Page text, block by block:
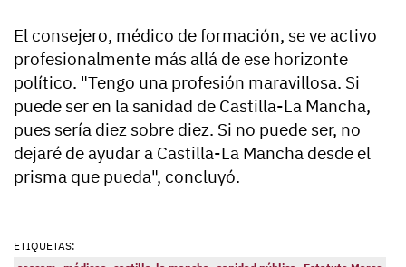
El consejero, médico de formación, se ve activo
profesionalmente más allá de ese horizonte
político. "Tengo una profesión maravillosa. Si
puede ser en la sanidad de Castilla-La Mancha,
pues sería diez sobre diez. Si no puede ser, no
dejaré de ayudar a Castilla-La Mancha desde el
prisma que pueda", concluyó.
ETIQUETAS: